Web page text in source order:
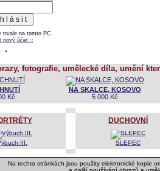
trvale na tomto PC
nový účet ::
fotografie, umělecké díla, umění
Kč
NA SKALCE, KOSOVO
5 000 Kč
III.
DUCHOVNÍ
SLEPEC
Na techto stránkách jsou použity elektronické kopie